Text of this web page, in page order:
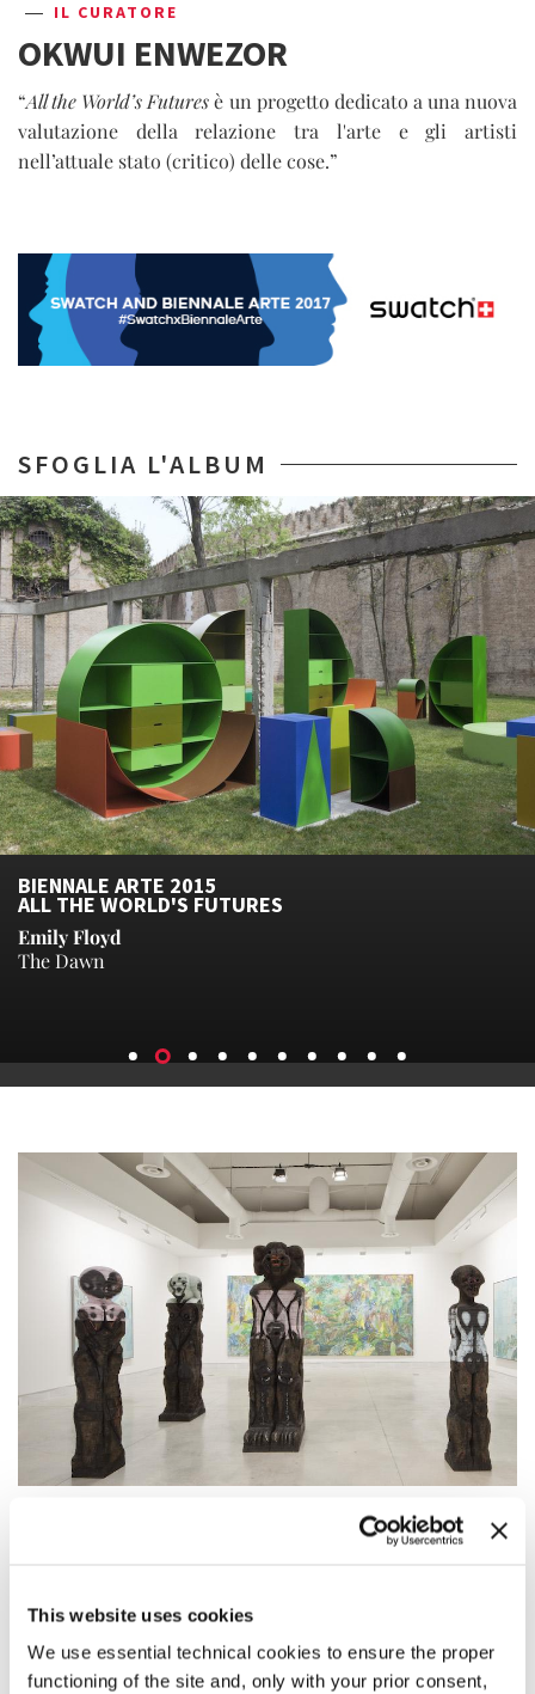
This website uses cookies
We use essential technical cookies to ensure the proper
functioning of the site and, only with your prior consent,
IL CURATORE
OKWUI ENWEZOR
“All the World’s Futuresè un progetto dedicato a una nuova
valutazione della relazione tra l'arte e gli artisti
nell’attuale stato (critico) delle cose.”
SFOGLIA L'ALBUM
BIENNALE ARTE 2015
ALL THE WORLD'S FUTURES
Emily Floyd
The Dawn
ALL THE WORLD'S FUTURES
della realtà umana, sociale, politica, nell'incalzare delle forze e delle
criticità contemporanee.